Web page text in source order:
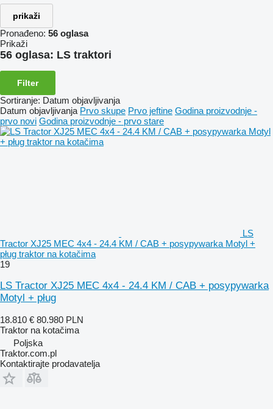
prikaži
Pronađeno: 56 oglasa
Prikaži
56 oglasa: LS traktori
Filter
Sortiranje: Datum objavljivanja
Datum objavljivanja Prvo skupe Prvo jeftine Godina proizvodnje -
prvo novi Godina proizvodnje - prvo stare
LS
Tractor XJ25 MEC 4x4 - 24.4 KM / CAB + posypywarka Motyl +
pług traktor na kotačima
19
LS Tractor XJ25 MEC 4x4 - 24.4 KM / CAB + posypywarka
Motyl + pług
18.810 € 80.980 PLN
Traktor na kotačima
Poljska
Traktor.com.pl
Kontaktirajte prodavatelja